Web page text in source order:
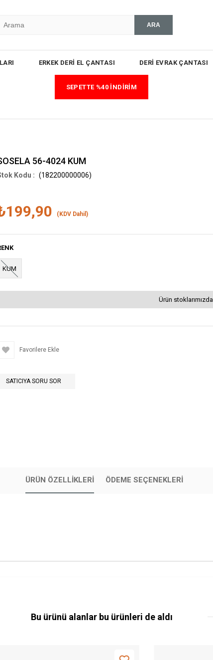
ERKEK DERİ EL ÇANTASI DERİ EVRAK ÇANTASI
SEPETTE %40 İNDİRİM
56-4024 KUM
(182200000006)
(KDV Dahil)
KUM
Ürün
Favorilere Ekle
SATICIYA SORU SOR
ÜRÜN ÖZELLIKLERI ÖDEME SEÇENEKLERI
Bu ürünü alanlar bu ürünleri de aldı